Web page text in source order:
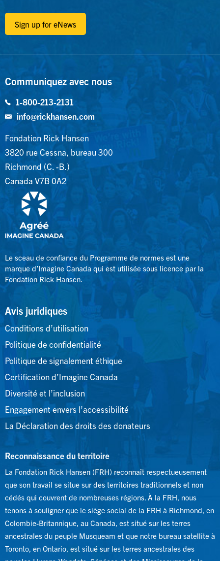
Sign up for eNews
Communiquez avec nous
1-800-213-2131
info@rickhansen.com
Fondation Rick Hansen
3820 rue Cessna, bureau 300
Richmond (C. -B.)
Canada V7B 0A2
Le sceau de confiance du Programme de normes est une
marque d’Imagine Canada qui est utilisée sous licence par la
Fondation Rick Hansen.
Avis juridiques
Conditions d’utilisation
Politique de confidentialité
Politique de signalement éthique
Certification d’Imagine Canada
Diversité et l’inclusion
Engagement envers l’accessibilité
La Déclaration des droits des donateurs
Reconnaissance du territoire
La Fondation Rick Hansen (FRH) reconnaît respectueusement
que son travail se situe sur des territoires traditionnels et non
cédés qui couvrent de nombreuses régions. À la FRH, nous
tenons à souligner que le siège social de la FRH à Richmond, en
Colombie-Britannique, au Canada, est situé sur les terres
ancestrales du peuple Musqueam et que notre bureau satellite à
Toronto, en Ontario, est situé sur les terres ancestrales des